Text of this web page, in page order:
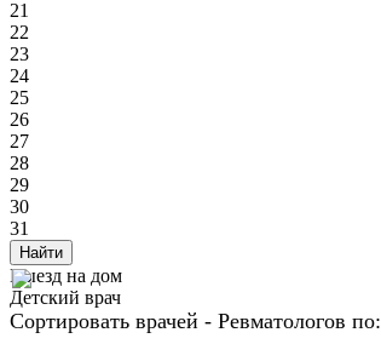
21
22
23
24
25
26
27
28
29
30
31
Найти
Выезд на дом
Детский врач
Сортировать врачей - Ревматологов по: